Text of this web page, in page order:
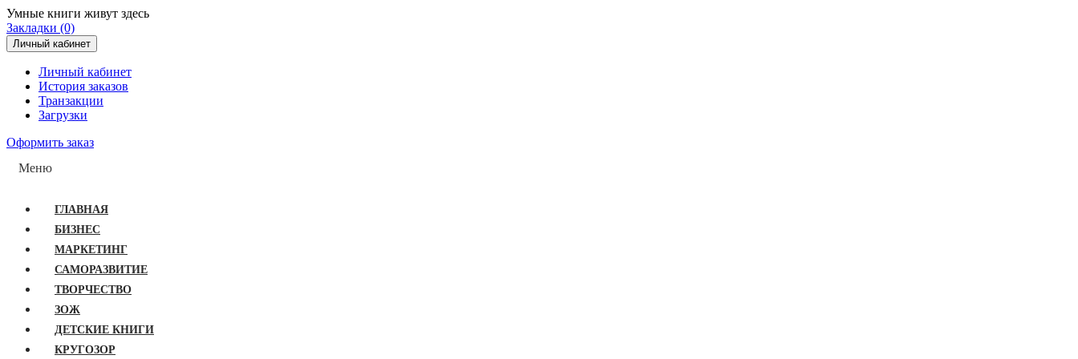
Умные книги живут здесь
Закладки (0)
Личный кабинет
Личный кабинет
История заказов
Транзакции
Загрузки
Оформить заказ
Меню
ГЛАВНАЯ
БИЗНЕС
МАРКЕТИНГ
САМОРАЗВИТИЕ
ТВОРЧЕСТВО
ЗОЖ
ДЕТСКИЕ КНИГИ
КРУГОЗОР